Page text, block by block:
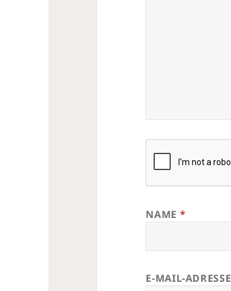
NAME *
E-MAIL-ADRESSE